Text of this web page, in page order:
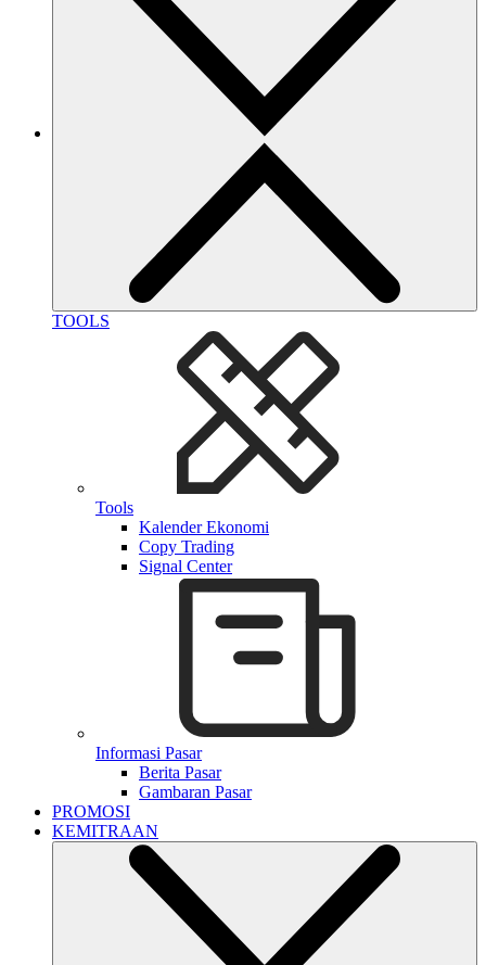
TOOLS
Tools
Kalender Ekonomi
Copy Trading
Signal Center
Informasi Pasar
Berita Pasar
Gambaran Pasar
PROMOSI
KEMITRAAN